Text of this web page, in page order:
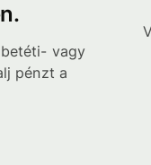
betéti- vagy
pénzt a